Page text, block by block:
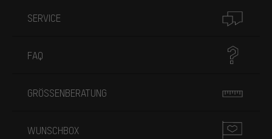
SERVICE
FAQ
GRÖSSENBERATUNG
WUNSCHBOX